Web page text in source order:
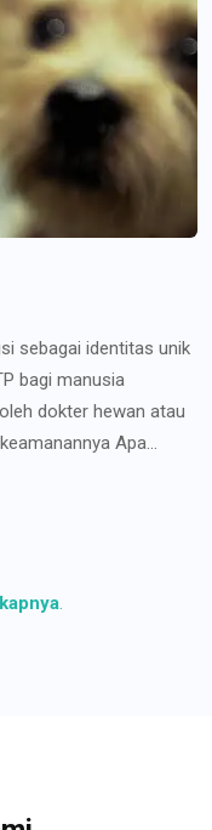
sebagai identitas unik
bagi manusia
dokter hewan atau
Apa...
.